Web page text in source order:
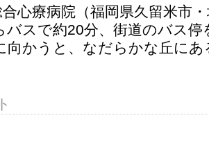
心療病院（福岡県久留米市
バスで約20分、街道のバス
向かうと、なだらかな丘にあ